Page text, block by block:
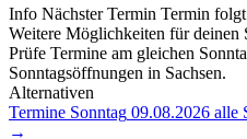
Info Nächster Termin Termin folgt
Weitere Möglichkeiten für deinen
Prüfe Termine am gleichen
Sonntagsöffnungen in Sachsen.
Alternativen
Termine Sonntag 09.08.2026 alle
→